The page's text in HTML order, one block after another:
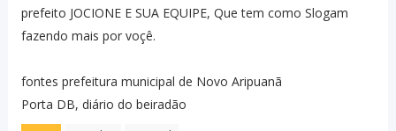
prefeito JOCIONE E SUA EQUIPE, Que tem como Slogam
fazendo mais por voçê.
fontes prefeitura municipal de Novo Aripuanã
Porta DB, diário do beiradão